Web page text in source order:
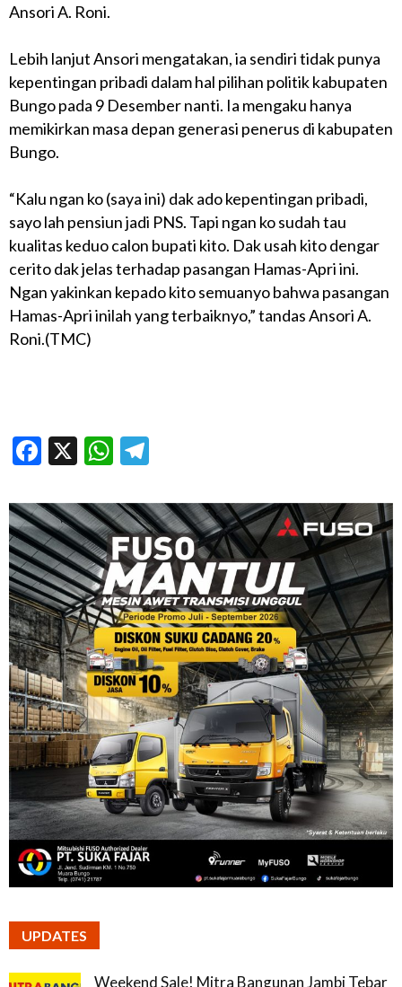
Ansori A. Roni.
Lebih lanjut Ansori mengatakan, ia sendiri tidak punya
kepentingan pribadi dalam hal pilihan politik kabupaten
Bungo pada 9 Desember nanti. Ia mengaku hanya
memikirkan masa depan generasi penerus di kabupaten
Bungo.
“Kalu ngan ko (saya ini) dak ado kepentingan pribadi,
sayo lah pensiun jadi PNS. Tapi ngan ko sudah tau
kualitas keduo calon bupati kito. Dak usah kito dengar
cerito dak jelas terhadap pasangan Hamas-Apri ini.
Ngan yakinkan kepado kito semuanyo bahwa pasangan
Hamas-Apri inilah yang terbaiknyo,” tandas Ansori A.
Roni.(TMC)
Facebook
X WhatsApp
UPDATES
Weekend Sale! Mitra Bangunan Jambi Tebar